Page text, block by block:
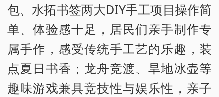
包、水拓书签两大DIY手工项目操作简
单、体验感十足，居民们亲手制作专
属手作，感受传统手工艺的乐趣，装
点夏日书香；龙舟竞渡、旱地冰壶等
趣味游戏兼具竞技性与娱乐性，亲子